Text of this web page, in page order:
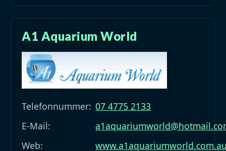
A1 Aquarium World
Telefonnummer: 07 4775 2133
E-Mail:
Web: